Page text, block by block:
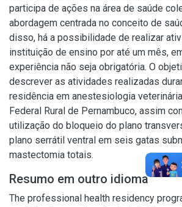
participa de ações na área de saúde
abordagem centrada no conceito de
disso, há a possibilidade de realizar
instituição de ensino por até um mês,
experiência não seja obrigatória. O
descrever as atividades realizadas
residência em anestesiologia
Federal Rural de Pernambuco, assim
utilização do bloqueio do plano
plano serrátil ventral em seis gatas
mastectomia totais.
Resumo em outro idioma
The professional health residency